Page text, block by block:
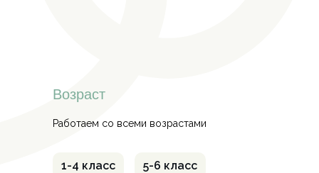
1-4 класс 5-6 класс
Работаем со всеми возрастами
Возраст